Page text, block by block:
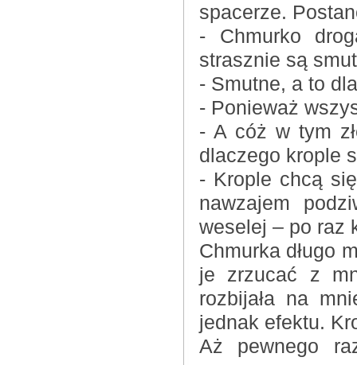
spacerze.
- Chmurko
strasznie są
- Smutne, a to
- Ponieważ
- A cóż w tym
dlaczego krople
- Krople chcą
nawzajem
weselej – po raz
Chmurka długo
je zrzucać z
rozbijała na
jednak efektu.
Aż pewnego